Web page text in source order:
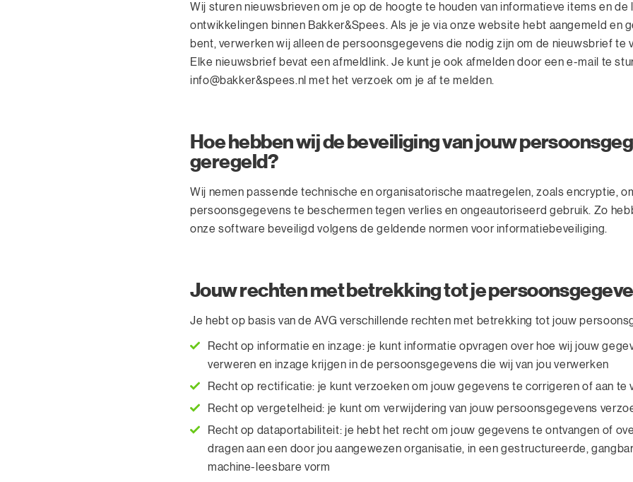
Wij sturen nieuwsbrieven om je op de hoogte te houden van informatieve items en de
ontwikkelingen binnen Bakker&Spees. Als je je via onze website hebt aangemeld en
bent, verwerken wij alleen de persoonsgegevens die nodig zijn om de nieuwsbrief te
Elke nieuwsbrief bevat een afmeldlink. Je kunt je ook afmelden door een e-mail te
info@bakker&spees.nl met het verzoek om je af te melden.
Hoe hebben wij de beveiliging van jouw
geregeld?
Wij nemen passende technische en organisatorische maatregelen, zoals encryptie,
persoonsgegevens te beschermen tegen verlies en ongeautoriseerd gebruik. Zo
onze software beveiligd volgens de geldende normen voor informatiebeveiliging.
Jouw rechten met betrekking tot je
Je hebt op basis van de AVG verschillende rechten met betrekking tot jouw
Recht op informatie en inzage: je kunt informatie opvragen over hoe wij jouw
verweren en inzage krijgen in de persoonsgegevens die wij van jou verwerken
Recht op rectificatie: je kunt verzoeken om jouw gegevens te corrigeren of aan te
Recht op vergetelheid: je kunt om verwijdering van jouw persoonsgegevens
Recht op dataportabiliteit: je hebt het recht om jouw gegevens te ontvangen of
dragen aan een door jou aangewezen organisatie, in een gestructureerde,
machine-leesbare vorm